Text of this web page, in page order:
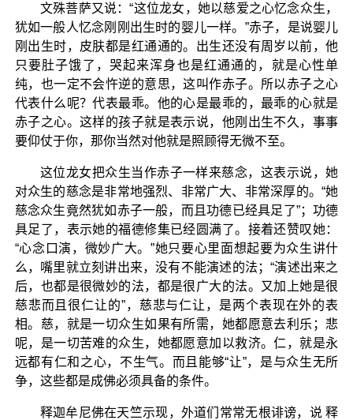
文殊菩萨又说：“这位龙女，她以慈爱之心忆念众生，
犹如一般人忆念刚刚出生时的婴儿一样。”赤子，是说婴儿
刚出生时，皮肤都是红通通的。出生还没有周岁以前，他
只要肚子饿了，哭起来浑身也是红通通的，就是心性单
纯，也一定不会忤逆的意思，这叫作赤子。所以赤子之心
代表什么呢？代表最乖。他的心是最乖的，最乖的心就是
赤子之心。这样的孩子就是表示说，他刚出生不久，事事
要仰仗于你，那你当然对他就是照顾得无微不至。
这位龙女把众生当作赤子一样来慈念，这表示说，她
对众生的慈念是非常地强烈、非常广大、非常深厚的。“她
慈念众生竟然犹如赤子一般，而且功德已经具足了”；功德
具足了，表示她的福德修集已经圆满了。接着还赞叹她：
“心念口演，微妙广大。”她只要心里面想起要为众生讲什
么，嘴里就立刻讲出来，没有不能演述的法；“演述出来之
后，也都是很微妙的法，都是很广大的法。又加上她是很
慈悲而且很仁让的”，慈悲与仁让，是两个表现在外的表
相。慈，就是一切众生如果有所需，她都愿意去利乐；悲
呢，是一切苦难的众生，她都愿意加以救济。仁，就是永
远都有仁和之心，不生气。而且能够“让”，是与众生无所
争，这些都是成佛必须具备的条件。
释迦牟尼佛在天竺示现，外道们常常无根诽谤，说 释